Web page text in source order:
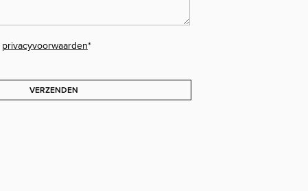
privacyvoorwaarden*
VERZENDEN